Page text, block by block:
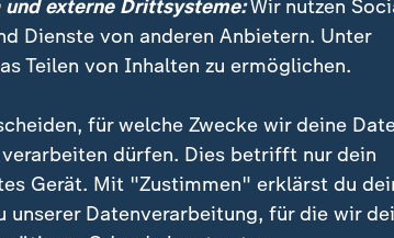
und externe Drittsysteme:Wir nutzen
Dienste von anderen Anbietern. Unter
Teilen von Inhalten zu ermöglichen.
für welche Zwecke wir deine
dürfen. Dies betrifft nur dein
Gerät. Mit "Zustimmen" erklärst du
unserer Datenverarbeitung, für die wir